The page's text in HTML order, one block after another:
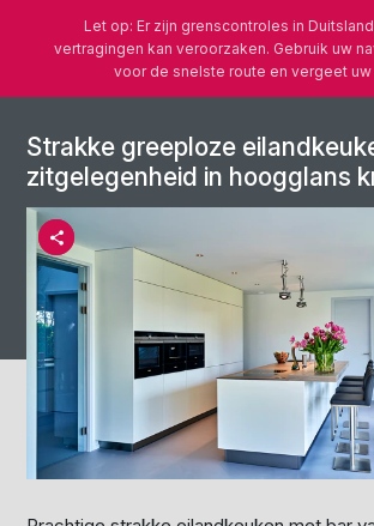
Strakke greeploze
zitgelegenheid in hoogglans
Let op: Er zijn grenscontroles in
vertragingen kan veroorzaken. Gebruik uw
voor de snelste route en vergeet uw